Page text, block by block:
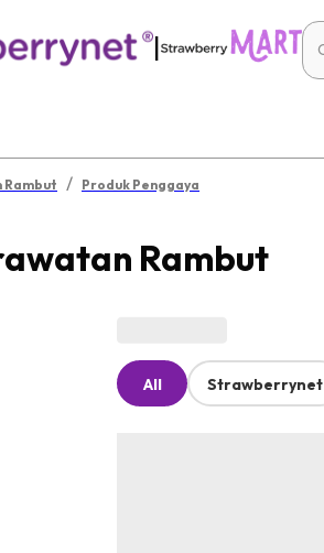
|
Rambut / Produk Penggaya
Rambut
All Strawberrynet